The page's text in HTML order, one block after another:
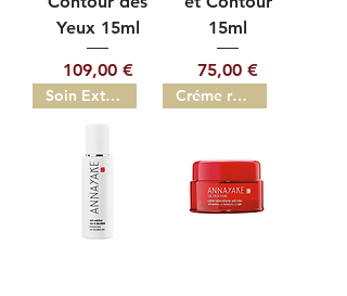
Yeux 15ml
Prix
109,00 €
15ml
Prix
75,00 €
Soin Extreme Cou et Decollete' Créme redensifiante